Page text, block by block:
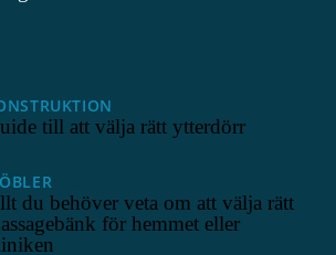
till att välja rätt ytterdörr
du behöver veta om att välja rätt
för hemmet eller